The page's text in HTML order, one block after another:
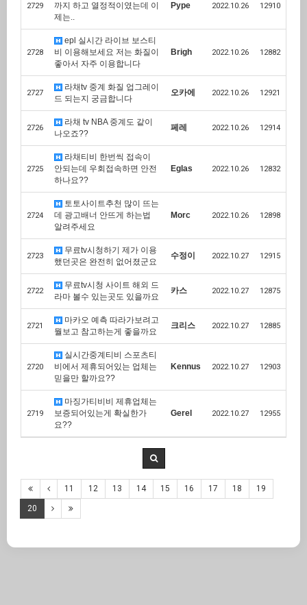
2729
까지 하고 열정적이였는데 이
제는..
Pype 2022.10.26 12910
2728
epl 실시간 라이브 보스티
비 이용해보세요 저는 화질이
좋아서 자주 이용합니다
Brigh 2022.10.26 12882
2727
라채tv 중계 화질 업그레이
드 되는지 궁금합니다
오카에 2022.10.26 12921
2726
라채 tv NBA 중계도 같이
나오죠??
페레 2022.10.26 12914
2725
라채티비 한번씩 접속이
안되는데 우회접속하면 안전
하나요??
Eglas 2022.10.26 12832
2724
토토사이트추천 많이 뜨는
데 광고배너 안뜨게 하는법
알려주세요
Morc 2022.10.26 12898
2723
무료tv시청하기 제가 이용
했던곳은 완전히 없어졌군요
수정이 2022.10.27 12915
2722
무료tv시청 사이트 해외 드
라마 볼수 있는곳도 있을까요
카스 2022.10.27 12875
2721
마카오 예측 따라가보려고
뭘보고 참고하는게 좋을까요
크리스 2022.10.27 12885
2720
실시간중계티비 스포츠티
비에서 제휴되어있는 업체는
믿을만 할까요??
Kennus 2022.10.27 12903
2719
마징가티비비 제휴업체는
보증되어있는게 확실한가
요??
Gerel 2022.10.27 12955
11 12 13 14 15 16 17 18 19
20